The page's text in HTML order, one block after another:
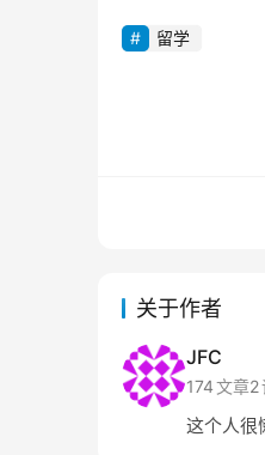
留学
关于作者
JFC
174文章2
这个人很